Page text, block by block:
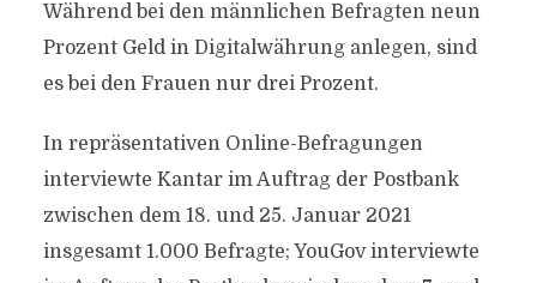
Während bei den männlichen Befragten neun
Prozent Geld in Digitalwährung anlegen, sind
es bei den Frauen nur drei Prozent.
In repräsentativen Online-Befragungen
interviewte Kantar im Auftrag der Postbank
zwischen dem 18. und 25. Januar 2021
insgesamt 1.000 Befragte; YouGov interviewte